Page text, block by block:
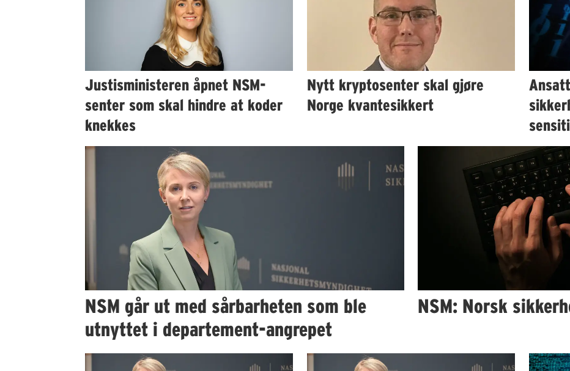
Justisministeren åpnet NSM-
senter som skal hindre at koder
knekkes
Nytt kryptosenter skal gjøre
Norge kvantesikkert
NSM går ut med sårbarheten som ble
utnyttet i departement-angrepet
NSM: Norsk